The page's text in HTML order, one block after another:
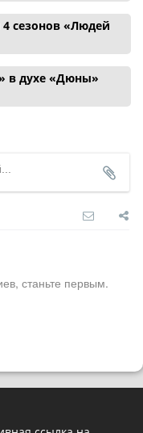
сезонов «Людей
в духе «Дюны»
станьте первым.